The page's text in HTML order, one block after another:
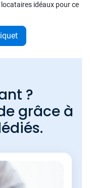
idéaux pour ce
?
grâce à